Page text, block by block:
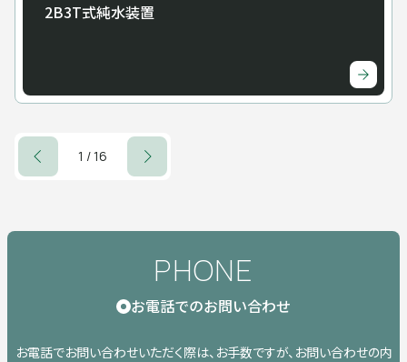
2B3T式純水装置
1 / 16
PHONE
お電話でのお問い合わせ
お電話でお問い合わせいただく際は、お手数ですが、お問い合わせの内